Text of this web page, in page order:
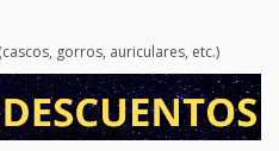
gorros, auriculares, etc.)